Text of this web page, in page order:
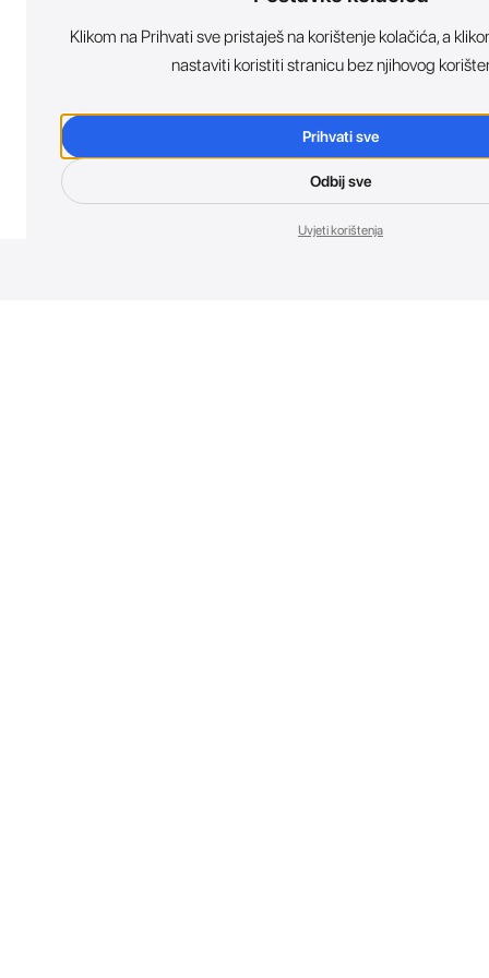
Klikom na Prihvati sve pristaješ na korištenje kolačića, a
nastaviti koristiti stranicu bez njihovog
Prihvati sve
Odbij sve
Uvjeti korištenja